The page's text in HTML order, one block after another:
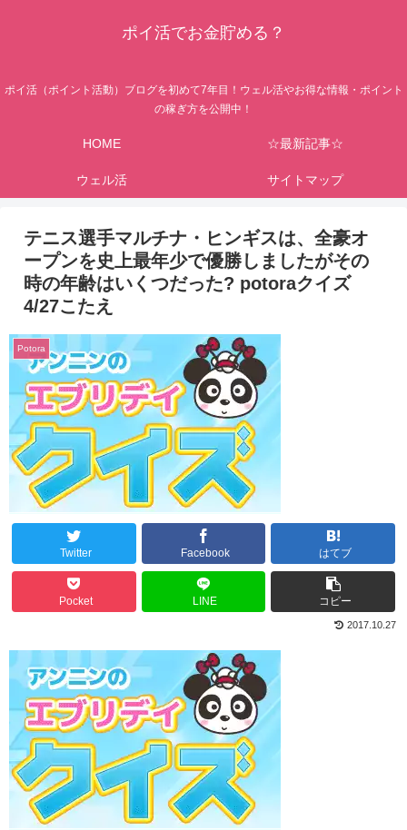
ポイ活でお金貯める？
ポイ活（ポイント活動）ブログを初めて7年目！ウェル活やお得な情報・ポイント
の稼ぎ方を公開中！
HOME ☆最新記事☆
ウェル活 サイトマップ
テニス選手マルチナ・ヒンギスは、全豪オ
ープンを史上最年少で優勝しましたがその
時の年齢はいくつだった? potoraクイズ
4/27こたえ
Potora
Twitter Facebook はてブ
Pocket LINE コピー
2017.10.27